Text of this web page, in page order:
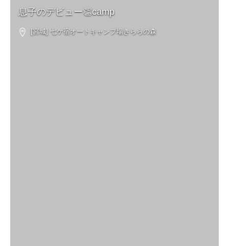
息子のデビュー👏camp
[宮城] 七ケ宿オートキャンプ場きららの森